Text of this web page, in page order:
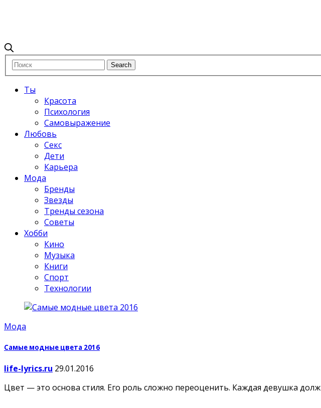
Ты
Красота
Психология
Самовыражение
Любовь
Секс
Дети
Карьера
Мода
Бренды
Звезды
Тренды сезона
Советы
Хобби
Кино
Музыка
Книги
Спорт
Технологии
Мода
Самые модные цвета 2016
life-lyrics.ru 29.01.2016
Цвет — это основа стиля. Его роль сложно переоценить. Каждая девушка